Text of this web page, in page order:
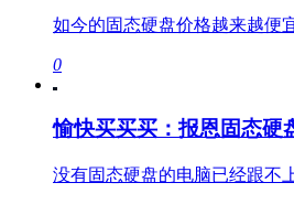
如今的固态硬盘价格越来越便
0
愉快买买买：报恩固态硬
没有固态硬盘的电脑已经跟不